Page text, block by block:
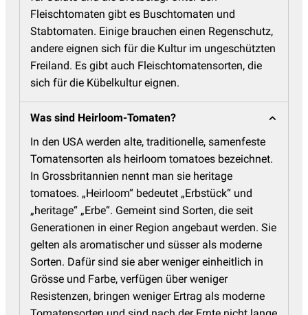
Fleischtomaten gibt es Buschtomaten und
Stabtomaten. Einige brauchen einen Regenschutz,
andere eignen sich für die Kultur im ungeschützten
Freiland. Es gibt auch Fleischtomatensorten, die
sich für die Kübelkultur eignen.
Was sind Heirloom-Tomaten?
In den USA werden alte, traditionelle, samenfeste
Tomatensorten als heirloom tomatoes bezeichnet.
In Grossbritannien nennt man sie heritage
tomatoes. „Heirloom“ bedeutet „Erbstück“ und
„heritage“ „Erbe“. Gemeint sind Sorten, die seit
Generationen in einer Region angebaut werden. Sie
gelten als aromatischer und süsser als moderne
Sorten. Dafür sind sie aber weniger einheitlich in
Grösse und Farbe, verfügen über weniger
Resistenzen, bringen weniger Ertrag als moderne